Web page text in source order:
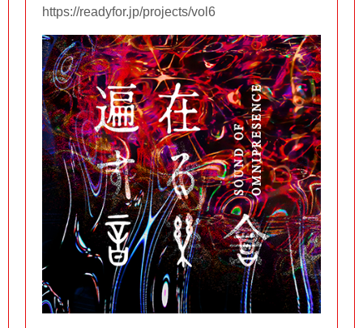
https://readyfor.jp/projects/vol6